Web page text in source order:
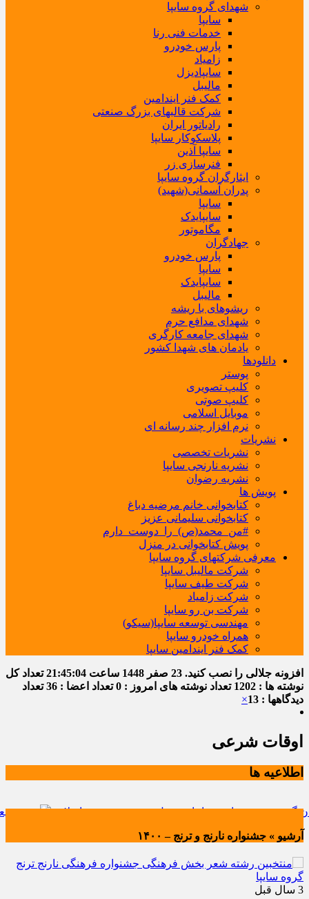
شهدای گروه سایپا
سایپا
خدمات فنی رنا
پارس خودرو
زامیاد
سایپادیزل
مالیبل
کمک فنر ایندامین
شرکت قالبهای بزرگ صنعتی
رادیاتور ایران
پلاسکوکار سایپا
سایپا آذین
فنرسازی زر
ایثارگران گروه سایپا
پدران آسمانی(شهید)
سایپا
سایپایدک
مگاموتور
جهادگران
پارس خودرو
سایپا
سایپایدک
مالیبل
ریشوهای با ریشه
شهدای مدافع حرم
شهدای جامعه کارگری
یادمان های شهدا کشور
دانلودها
پوستر
کلیپ تصویری
کلیپ صوتی
موبایل اسلامی
نرم افزار چند رسانه ای
نشریات
نشریات تخصصی
نشریه نارنجی سایپا
نشریه رضوان
پویش ها
کتابخوانی خانم مرضیه دباغ
کتابخوانی سلیمانی عزیز
#من_محمد(ص)_را_دوست_دارم
پویش کتابخوانی در منزل
معرفی شرکتهای گروه سایپا
شرکت مالیبل سایپا
شرکت طیف سایپا
شرکت زامیاد
شرکت بن رو سایپا
مهندسی توسعه سایپا(سیکو)
همراه خودرو سایپا
کمک فنر ایندامین سایپا
افزونه جلالی را نصب کنید. 23 صفر 1448 ساعت 21:45:05تعداد کل
نوشته ها : 1202
تعداد نوشته های امروز : 0 تعداد اعضا : 36
تعداد
دیدگاهها : 13
×
اوقات شرعی
اطلاعیه ها
خودروسازی سایپا در چهل و هفتمین جشن انقلاب تجدید بیعت
آرشیو » جشنواره نارنج و ترنج – ۱۴۰۰
3 سال قبل